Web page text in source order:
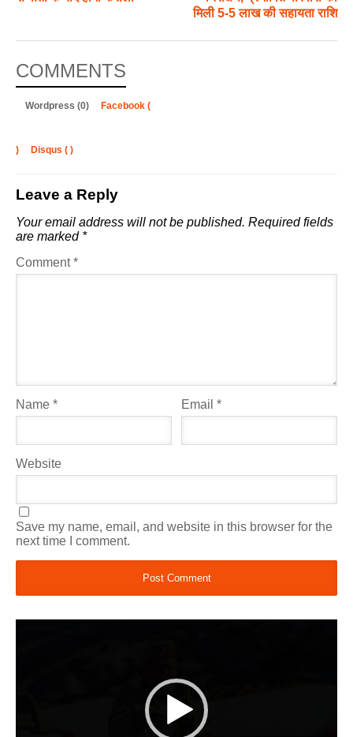
मिली 5-5 लाख की सहायता राशि
COMMENTS
Wordpress (0) Facebook (
) Disqus ( )
Leave a Reply
Your email address will not be published. Required fields
are marked *
Comment*
Name * Email*
Website
Save my name, email, and website in this browser for the
next time I comment.